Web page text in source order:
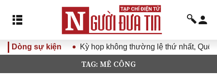
Dòng sự kiện Kỳ họp không thường lệ thứ nhất, Quốc
TAG: MÊ CÔNG